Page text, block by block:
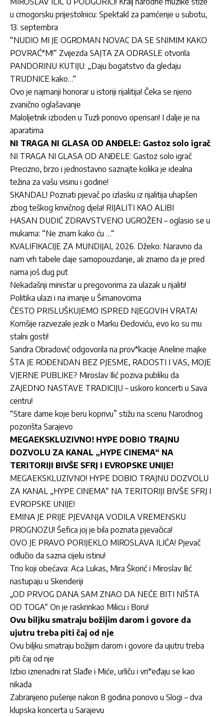
u crnogorsku prijestolnicu: Spektakl za pamćenje u subotu,
13. septembra
“NUDIO MI JE OGROMAN NOVAC DA SE SNIMIM KAKO
POVRAĆ*M!“ Zvijezda SAJTA ZA ODRASLE otvorila
PANDORINU KUTIJU: „Daju bogatstvo da gledaju
TRUDNICE kako…“
Ovo je najmanji honorar u istoriji rijalitija! Čeka se njeno
zvanično oglašavanje
Maloljetnik izboden u Tuzli ponovo operisan! I dalje je na
aparatima
NI TRAGA NI GLASA OD ANĐELE: Gastoz solo igrač
NI TRAGA NI GLASA OD ANĐELE: Gastoz solo igrač
Precizno, brzo i jednostavno saznajte kolika je idealna
težina za vašu visinu i godine!
SKANDAL! Poznati pjevač po izlasku iz rijalitija uhapšen
zbog teškog krivičnog djela! RIJALITI KAO ALIBI
HASAN DUDIĆ ZDRAVSTVENO UGROŽEN – oglasio se u
mukama: “Ne znam kako ću …“
KVALIFIKACIJE ZA MUNDIJAL 2026. Džeko: Naravno da
nam vrh tabele daje samopouzdanje, ali znamo da je pred
nama još dug put
Nekadašnji ministar u pregovorima za ulazak u rijaliti!
Politika ulazi i na imanje u Šimanovcima
ČESTO PRISLUŠKUJEMO ISPRED NJEGOVIH VRATA!
Komšije razvezale jezik o Marku Đedoviću, evo ko su mu
stalni gosti!
Sandra Obradović odgovorila na prov*kacije Aneline majke
ŠTA JE ROĐENDAN BEZ PJESME, RADOSTI I VAS, MOJE
VJERNE PUBLIKE? Miroslav Ilić poziva publiku da
ZAJEDNO NASTAVE TRADICIJU – uskoro koncerti u Sava
centru!
“Stare dame koje beru koprivu” stižu na scenu Narodnog
pozorišta Sarajevo
MEGAEKSKLUZIVNO! HYPE DOBIO TRAJNU
DOZVOLU ZA KANAL „HYPE CINEMA“ NA
TERITORIJI BIVŠE SFRJ I EVROPSKE UNIJE!
MEGAEKSKLUZIVNO! HYPE DOBIO TRAJNU DOZVOLU
ZA KANAL „HYPE CINEMA“ NA TERITORIJI BIVŠE SFRJ I
EVROPSKE UNIJE!
EMINA JE PRIJE PJEVANJA VODILA VREMENSKU
PROGNOZU! Šefica joj je bila poznata pjevačica!
OVO JE PRAVO PORIJEKLO MIROSLAVA ILIĆA! Pjevač
odlučio da sazna cijelu istinu!
Trio koji obećava: Aca Lukas, Mira Škorić i Miroslav Ilić
nastupaju u Skenderiji
„OD PRVOG DANA SAM ZNAO DA NEĆE BITI NIŠTA
OD TOGA“ On je raskrinkao Milicu i Boru!
Ovu biljku smatraju božijim darom i govore da
ujutru treba piti čaj od nje
Ovu biljku smatraju božijim darom i govore da ujutru treba
piti čaj od nje
Izbio iznenadni rat Slađe i Miće, urliču i vri*eđaju se kao
nikada
Zabranjeno pušenje nakon 8 godina ponovo u Slogi – dva
klupska koncerta u Sarajevu